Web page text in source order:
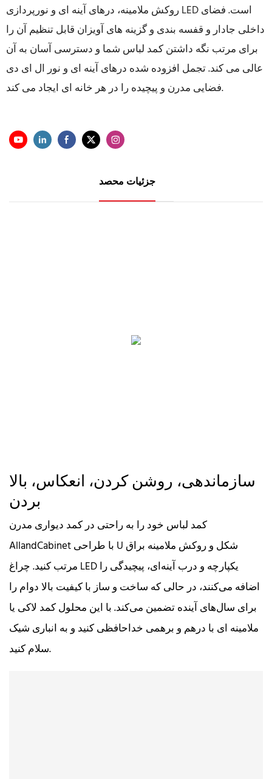
روکش ملامینه، درهای آینه ای و نورپردازی LED است. فضای
داخلی جادار و قفسه بندی و گزینه های آویزان قابل تنظیم آن را
برای مرتب نگه داشتن کمد لباس شما و دسترسی آسان به آن
عالی می کند. تجمل افزوده شده درهای آینه ای و نور ال ای دی
فضایی مدرن و پیچیده را در هر خانه ای ایجاد می کند.
جزئیات محصد
سازماندهی، روشن کردن، انعکاس، بالا
کمد لباس خود را به راحتی در کمد دیواری مدرن
AllandCabinet با طراحی U شکل و روکش ملامینه براق
مرتب کنید. چراغ LED یکپارچه و درب آینه‌ای، پیچیدگی را
اضافه می‌کنند، در حالی که ساخت و ساز با کیفیت بالا دوام را
برای سال‌های آینده تضمین می‌کند. با این محلول کمد لاکی یا
ملامینه ای با درهم و برهمی خداحافظی کنید و به انباری شیک
سلام کنید.